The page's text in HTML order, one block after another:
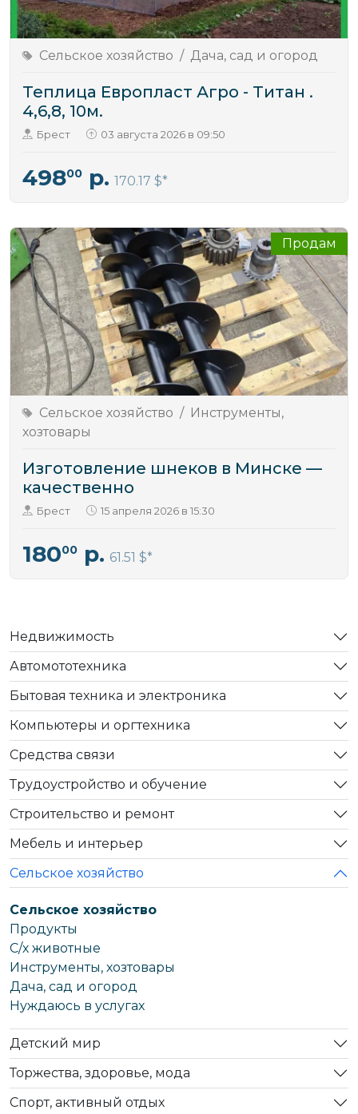
Сельское хозяйство / Дача, сад и огород
Теплица Европласт Агро - Титан .
4,6,8, 10м.
Брест 03 августа 2026 в 09:50
49800 р. 170.17 $
Сельское хозяйство / Инструменты,
хозтовары
Продам
Изготовление шнеков в Минске —
качественно
Брест 15 апреля 2026 в 15:30
18000 р. 61.51 $
Недвижимость
Автомототехника
Бытовая техника и электроника
Компьютеры и оргтехника
Средства связи
Трудоустройство и обучение
Строительство и ремонт
Мебель и интерьер
Сельское хозяйство
Сельское хозяйство
Продукты
С/х животные
Инструменты, хозтовары
Дача, сад и огород
Нуждаюсь в услугах
Детский мир
Торжества, здоровье, мода
Спорт, активный отдых